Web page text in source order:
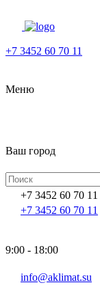
+7 3452 60 70 11
Меню
Ваш город
+7 3452 60 70 11
+7 3452 60 70 11
9:00 - 18:00
info@aklimat.su